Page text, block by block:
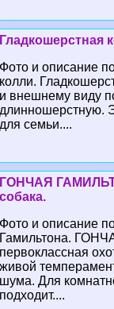
Гладкошерстная
Фото и описание
колли.
и внешнему виду
длинношерстную.
для семьи....
ГОНЧАЯ
собака.
Фото и описание
Гамильтона.
первоклассная
живой
шума. Для
подходит....